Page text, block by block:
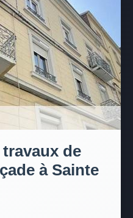
de
à Sainte